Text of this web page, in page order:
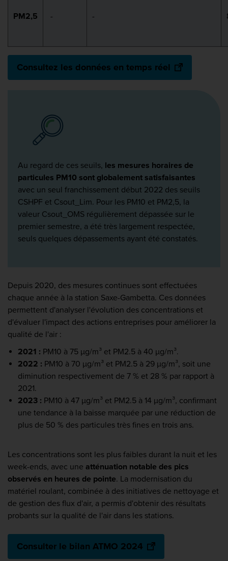
PM2,5 - -
Consultez les données en temps réel
Au regard de ces seuils, les mesures horaires de
particules PM10 sont globalement satisfaisantes
avec un seul franchissement début 2022 des seuils
CSHPF et Csout_Lim. Pour les PM10 et PM2,5, la
valeur Csout_OMS régulièrement dépassée sur le
premier semestre, a été très largement respectée,
seuls quelques dépassements ayant été constatés.
Depuis 2020, des mesures continues sont effectuées
chaque année à la station Saxe-Gambetta. Ces données
permettent d'analyser l'évolution des concentrations et
d'évaluer l'impact des actions entreprises pour améliorer la
qualité de l'air :
2021 : PM10 à 75 µg/m³ et PM2.5 à 40 µg/m³.
2022 : PM10 à 70 µg/m³ et PM2.5 à 29 µg/m³, soit une
diminution respectivement de 7 % et 28 % par rapport à
2021.
2023 : PM10 à 47 µg/m³ et PM2.5 à 14 µg/m³, confirmant
une tendance à la baisse marquée par une réduction de
plus de 50 % des particules très fines en trois ans.
Les concentrations sont les plus faibles durant la nuit et les
week-ends, avec une atténuation notable des pics
observés en heures de pointe. La modernisation du
matériel roulant, combinée à des initiatives de nettoyage et
de gestion des flux d'air, a permis d'obtenir des résultats
probants sur la qualité de l'air dans les stations.
Consulter le bilan ATMO 2024